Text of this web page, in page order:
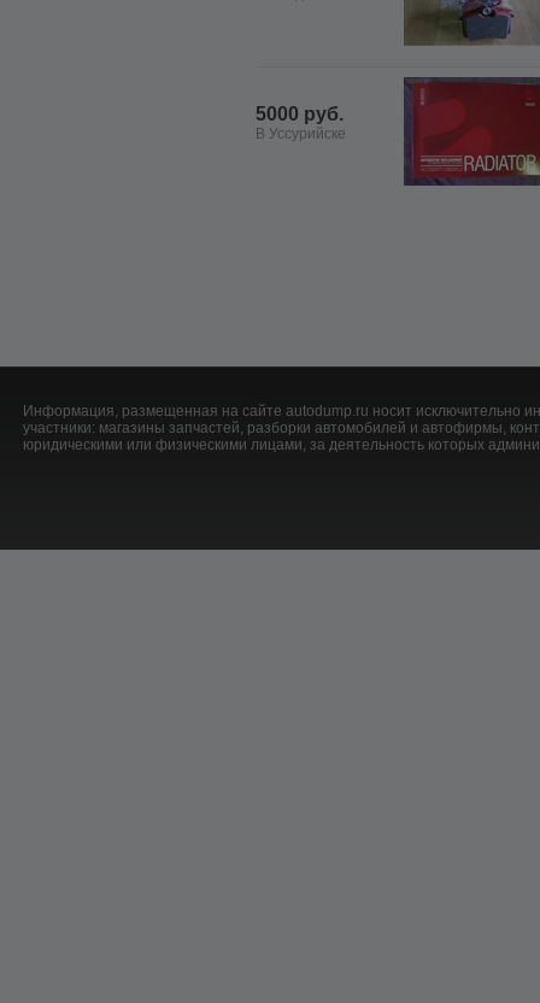
5000 руб.
В Уссурийске
Информация, размещенная на сайте autodump.ru носит исключительно
участники: магазины запчастей, разборки автомобилей и автофирмы,
юридическими или физическими лицами, за деятельность которых